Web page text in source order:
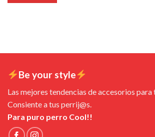
Be your style
Las mejores tendencias de accesorios para
Consiente a tus perrij@s.
Para puro perro Cool!!